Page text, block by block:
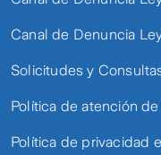
Canal de Denuncia
Solicitudes y
Política de atención
Política de privacidad